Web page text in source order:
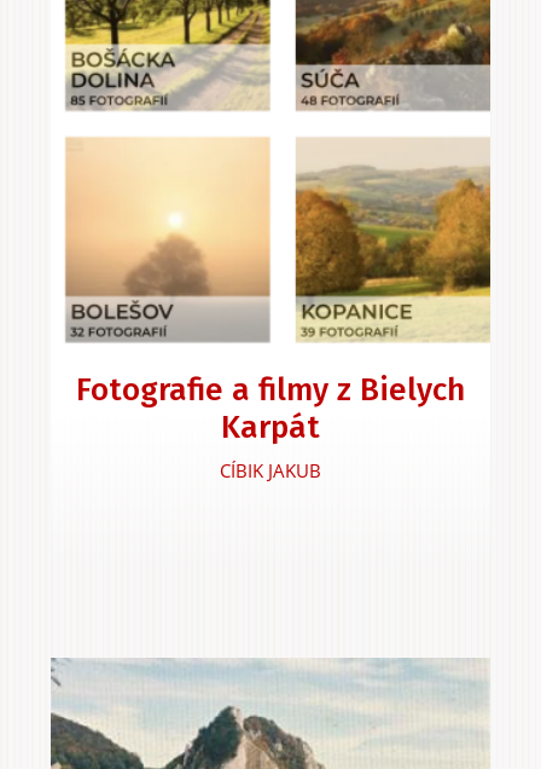
Do zahrady a sadu
Zážitky
a agroturistika
Fotografie a filmy z Bielych
Karpát
CÍBIK JAKUB